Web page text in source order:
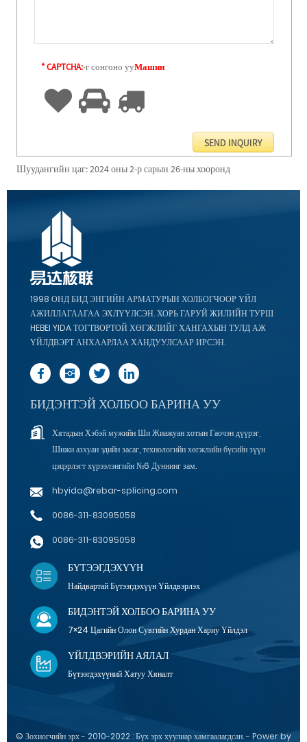
* CAPTCHA:-г сонгоно ууМашин
Шуудангийн цаг: 2024 оны 2-р сарын 26-ны хооронд
1998 ОНД БИД ЭНГИЙН АРМАТУРЫН ХОЛБОГЧООР ҮЙЛ
АЖИЛЛАГААГАА ЭХЛҮҮЛСЭН. ХОРЬ ГАРУЙ ЖИЛИЙН ТУРШ
HEBEI YIDA ТОГТВОРТОЙ ХӨГЖЛИЙГ ХАНГАХЫН ТУЛД АЖ
ҮЙЛДВЭРТ АНХААРЛАА ХАНДУУЛСААР ИРСЭН.
БИДЭНТЭЙ ХОЛБОО БАРИНА УУ
Хятадын Хэбэй мужийн Ши Жиажуан хотын Гаочэн дүүрэг,
Шижи азхуан эдийн засаг, технологийн хөгжлийн бүсийн зүүн
цэцэрлэгт хүрээлэнгийн №6 Дуннинг зам.
hbyida@rebar-splicing.com
0086-311-83095058
0086-311-83095058
БҮТЭЭГДЭХҮҮН
Найдвартай Бүтээгдэхүүн Үйлдвэрлэх
БИДЭНТЭЙ ХОЛБОО БАРИНА УУ
7×24 Цагийн Олон Сувгийн Хурдан Хариу Үйлдэл
ҮЙЛДВЭРИЙН АЯЛАЛ
Бүтээгдэхүүний Хатуу Хяналт
© Зохиогчийн эрх - 2010-2022 : Бүх эрх хуулиар хамгаалагдсан. - Power by